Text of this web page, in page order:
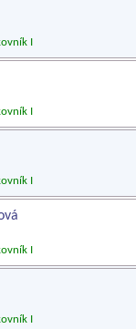
I
I
I
I
I